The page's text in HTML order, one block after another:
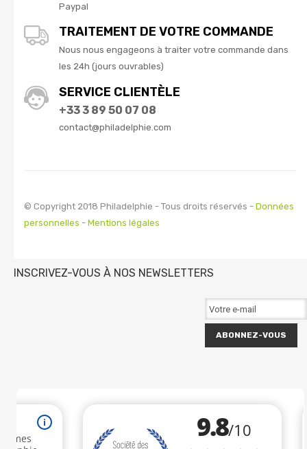
Paypal
TRAITEMENT DE VOTRE COMMANDE
Nous nous engageons à traiter votre commande dans
les 24h (jours ouvrables)
SERVICE CLIENTÈLE
+33 3 89 50 07 08
contact@philadelphie.com
© Copyright 2018 Philadelphie - Tous droits réservés - Données
personnelles - Mentions légales
INSCRIVEZ-VOUS À NOS NEWSLETTERS
ABONNEZ-VOUS